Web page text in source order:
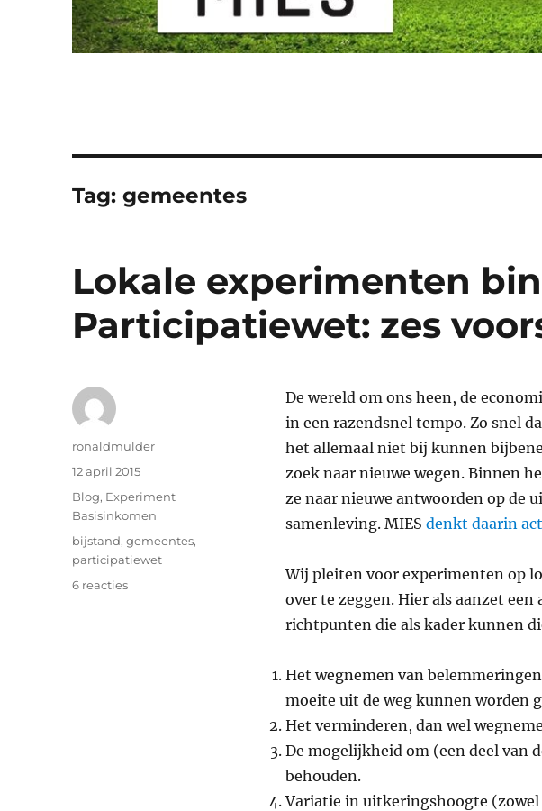
Tag:gemeentes
Lokale experimenten
Participatiewet: zes
De wereld om ons heen, de
in een razendsnel tempo. Zo snel
het allemaal niet bij kunnen
zoek naar nieuwe wegen. Binnen
ze naar nieuwe antwoorden op de
samenleving. MIES denkt daarin
Wij pleiten voor experimenten op
over te zeggen. Hier als aanzet
richtpunten die als kader kunnen
Het wegnemen van
moeite uit de weg kunnen worden
Het verminderen, dan wel
De mogelijkheid om (een deel van
behouden.
Variatie in uitkeringshoogte (zowel
Auteur
ronaldmulder
Geplaatst
op
12 april 2015
Categorieën
Blog, Experiment
Basisinkomen
Tags
bijstand,gemeentes,
participatiewet
6 reactiesop